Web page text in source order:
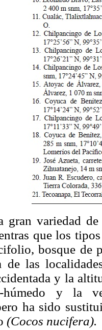
gran variedad
que los
bosque de
de las
y la
húmedo y la
ha sido
(Cocos nucifera).